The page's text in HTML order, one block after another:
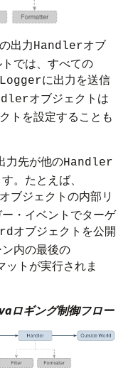
出力Handlerオブ
では、すべての
Loggerに出力を送信
オブジェクトは
トを設定することも
力先が他のHandler
。たとえば、
オブジェクトの内部リ
・イベントでターゲ
オブジェクトを公開
内の最後の
ットが実行されま
ロギング制御フロー